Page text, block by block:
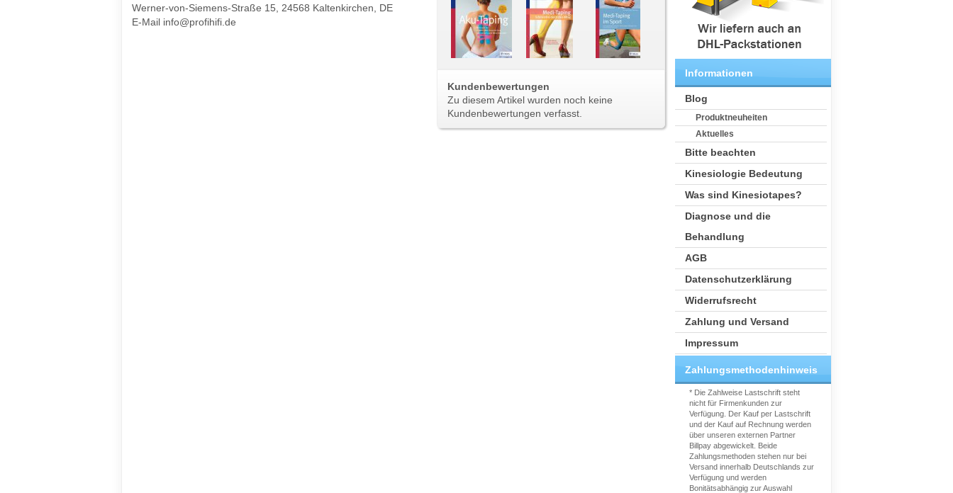
Werner-von-Siemens-Straße 15, 24568 Kaltenkirchen, DE
E-Mail info@profihifi.de
Kundenbewertungen
Zu diesem Artikel wurden noch keine
Kundenbewertungen verfasst.
Informationen
Blog
Produktneuheiten
Aktuelles
Bitte beachten
Kinesiologie Bedeutung
Was sind Kinesiotapes?
Diagnose und die
Behandlung
AGB
Datenschutzerklärung
Widerrufsrecht
Zahlung und Versand
Impressum
Zahlungsmethodenhinweis
* Die Zahlweise Lastschrift steht
nicht für Firmenkunden zur
Verfügung. Der Kauf per Lastschrift
und der Kauf auf Rechnung werden
über unseren externen Partner
Billpay abgewickelt. Beide
Zahlungsmethoden stehen nur bei
Versand innerhalb Deutschlands zur
Verfügung und werden
Bonitätsabhängig zur Auswahl